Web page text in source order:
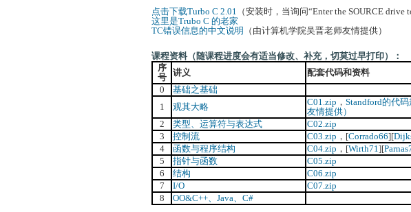
点击下载Turbo C 2.01 （安装时，当询问“Enter the SOURCE
这里是Trubo C 的老家
TC错误信息的中文说明
（由计算机学院吴晋老师友情提供）
课程资料（随课程进度会有适当修改、补充，切莫过早打印）：
序
号
讲义 配套代码和资料
0
基础之基础
1
观其大略 C01.zip ， Standford的代
友情提供）
2
类型、运算符与表达式 C02.zip
3
控制流 C03.zip ，[Corrado66][
4
函数与程序结构 C04.zip ，[Wirth71][
5
指针与函数 C05.zip
6
结构 C06.zip
7
I/O C07.zip
8
OO&C++、Java、C#